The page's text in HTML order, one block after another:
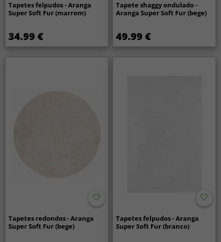
Tapetes felpudos - Aranga
Super Soft Fur (marrom)
34.99 €
Tapete shaggy ondulado -
Aranga Super Soft Fur (bege)
49.99 €
Tapetes redondos - Aranga
Super Soft Fur (bege)
Tapetes felpudos - Aranga
Super Soft Fur (branco)